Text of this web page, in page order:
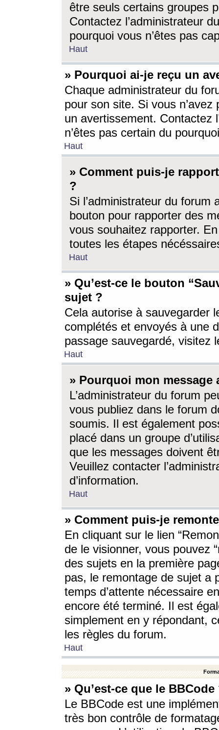
être seuls certains groupes
Contactez l’administrateur
pourquoi vous n’êtes pas
Haut
» Pourquoi ai-je reçu un
Chaque administrateur du
pour son site. Si vous
un avertissement. Contactez
n’êtes pas certain du
Haut
» Comment puis-je
?
Si l’administrateur du forum
bouton pour rapporter des
vous souhaitez rapporter.
toutes les étapes
Haut
» Qu’est-ce le bouton
sujet ?
Cela autorise à sauvegarder
complétés et envoyés à une
passage sauvegardé, visitez
Haut
» Pourquoi mon message
L’administrateur du forum
vous publiez dans le forum
soumis. Il est également
placé dans un groupe
que les messages doivent
Veuillez contacter
d’information.
Haut
» Comment puis-je
En cliquant sur le lien
de le visionner, vous pouvez
des sujets en la première
pas, le remontage de sujet a
temps d’attente nécessaire
encore été terminé. Il est
simplement en y répondant,
les règles du forum.
Haut
» Qu’est-ce que le BBCode
Le BBCode est une
très bon contrôle de